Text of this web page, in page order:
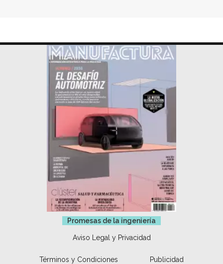
Promesas de la ingeniería
Aviso Legal y Privacidad
Términos y Condiciones Publicidad